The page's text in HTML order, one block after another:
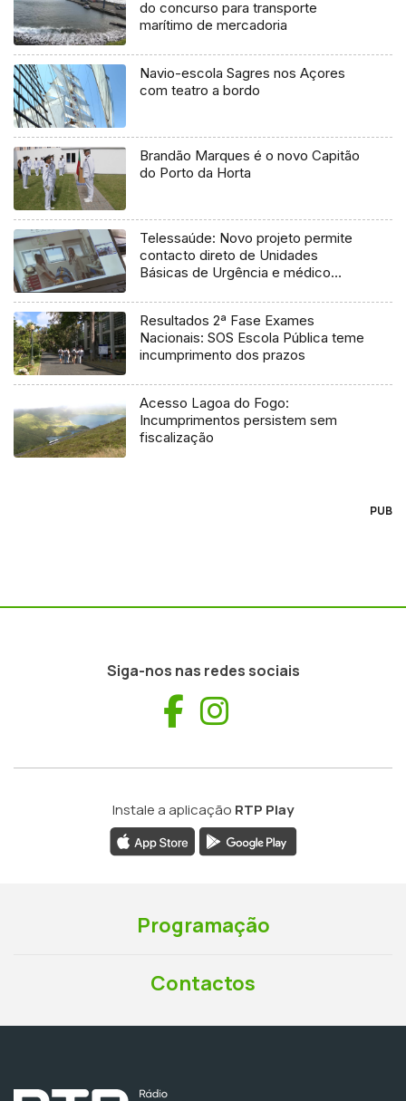
do concurso para transporte
marítimo de mercadoria
Navio-escola Sagres nos Açores
com teatro a bordo
Brandão Marques é o novo Capitão
do Porto da Horta
Telessaúde: Novo projeto permite
contacto direto de Unidades
Básicas de Urgência e médico
Resultados 2ª Fase Exames
Nacionais: SOS Escola Pública teme
incumprimento dos prazos
Acesso Lagoa do Fogo:
Incumprimentos persistem sem
fiscalização
PUB
Siga-nos nas redes sociais
Facebook
Instale a aplicação RTP Play
Programação
Contactos